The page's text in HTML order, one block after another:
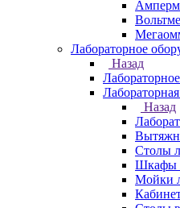
Лабораторное
Назад
Назад
Столы
Шкафы
Мойки